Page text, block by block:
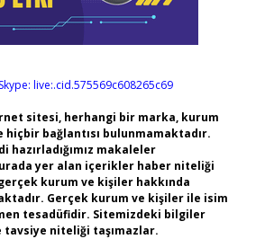
Skype: live:.cid.575569c608265c69
sitesi, herhangi bir marka, kurum
hiçbir bağlantısı bulunmamaktadır.
hazırladığımız makaleler
yer alan içerikler haber niteliği
kurum ve kişiler hakkında
Gerçek kurum ve kişiler ile isim
tesadüfidir. Sitemizdeki bilgiler
niteliği taşımazlar.